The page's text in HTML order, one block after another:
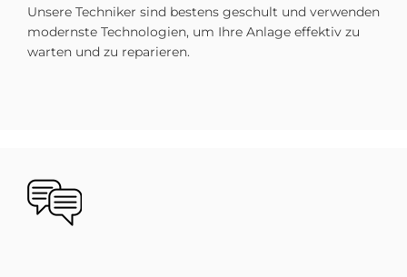
Unsere Techniker sind bestens geschult und verwenden
modernste Technologien, um Ihre Anlage effektiv zu
warten und zu reparieren.
Bild